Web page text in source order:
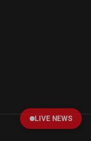
LIVE NEWS